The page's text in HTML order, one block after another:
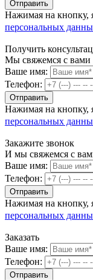
Нажимая на кнопку,
персональных
Получить
Мы свяжемся с вами
Ваше имя:
Телефон:
Нажимая на кнопку,
персональных
Закажите звонок
И мы свяжемся с
Ваше имя:
Телефон:
Нажимая на кнопку,
персональных
Заказать
Ваше имя:
Телефон: